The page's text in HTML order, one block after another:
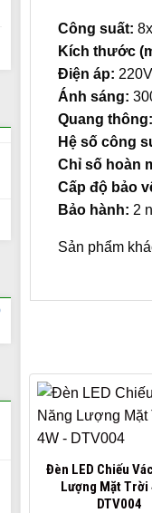
Công suất:
Kích thước
Điện áp:
Ánh sáng:
Quang thông:
Hệ số công
Chỉ số hoàn
Cấp độ bảo
Bảo hành: 2
Sản phẩm
Đèn LED Chiếu
Lượng Mặt Trời
DTV004